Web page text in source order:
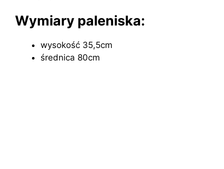
Wymiary paleniska:
wysokość 35,5cm
średnica 80cm